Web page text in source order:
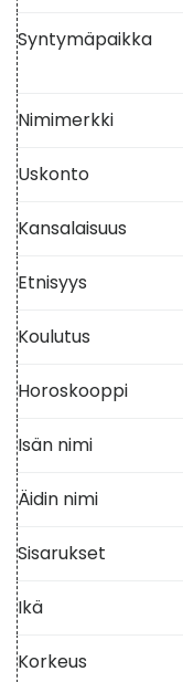
Syntymäpaikka
Nimimerkki
Uskonto
Kansalaisuus
Etnisyys
Koulutus
Horoskooppi
Isän nimi
Äidin nimi
Sisarukset
Ikä
Korkeus